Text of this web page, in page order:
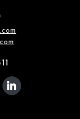
F
FA LINKEDIN